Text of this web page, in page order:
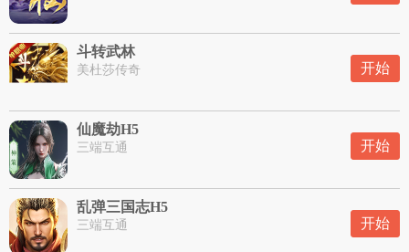
斗转武林
美杜莎传奇 开始
仙魔劫H5
三端互通 开始
乱弹三国志H5
三端互通 开始